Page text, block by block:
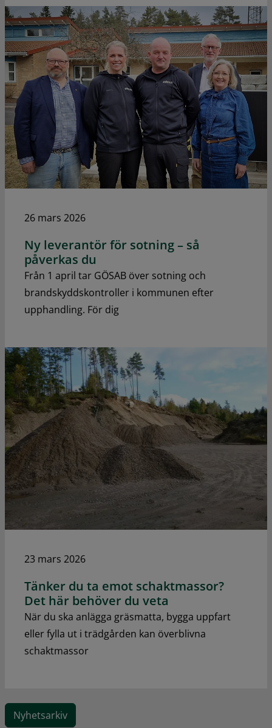
26 mars 2026
Ny leverantör för sotning – så
påverkas du
Från 1 april tar GÖSAB över sotning och
brandskyddskontroller i kommunen efter
upphandling. För dig
23 mars 2026
Tänker du ta emot schaktmassor?
Det här behöver du veta
När du ska anlägga gräsmatta, bygga uppfart
eller fylla ut i trädgården kan överblivna
schaktmassor
Nyhetsarkiv